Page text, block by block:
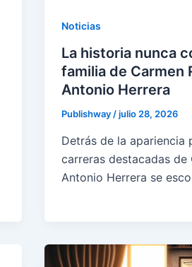
Noticias
La historia nunca
familia de Carmen
Antonio Herrera
Publishway /julio 28, 2026
Detrás de la apariencia
carreras destacadas de
Antonio Herrera se